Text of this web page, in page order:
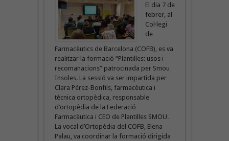
El dia 7 de
febrer, al
Col·legi
de
Farmacèutics de Barcelona (COFB), es va
realitzar la formació “Plantilles: usos i
recomanacions” patrocinada per Smou
Insoles. La sessió va ser impartida per
Clara Pérez-Bonfils, farmacèutica i
tècnica ortopèdica, responsable
d’ortopèdia de la Federació
Farmacèutica i CEO de Plantilles SMOU.
La vocal d’Ortopèdia del COFB, Elena
Palau, va coordinar la formació dirigida